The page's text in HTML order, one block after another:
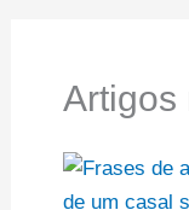
Artigos